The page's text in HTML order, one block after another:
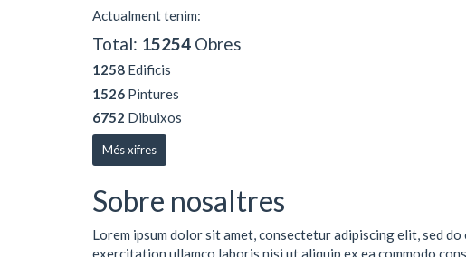
Actualment tenim:
Total: 15254 Obres
1258 Edificis
1526 Pintures
6752 Dibuixos
Més xifres
Sobre nosaltres
Lorem ipsum dolor sit amet, consectetur adipiscing elit, sed
exercitation ullamco laboris nisi ut aliquip ex ea commodo